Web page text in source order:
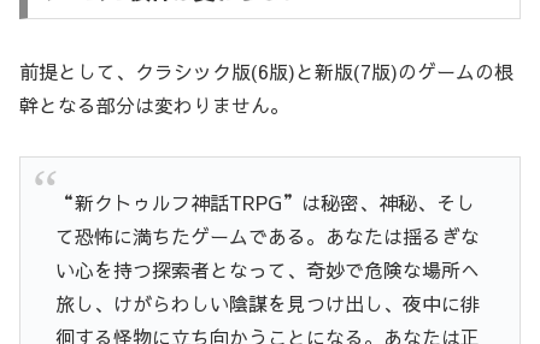
前提として、クラシック版(6版)と新版(7版)のゲームの根
幹となる部分は変わりません。
“新クトゥルフ神話TRPG”は秘密、神秘、そし
て恐怖に満ちたゲームである。あなたは揺るぎな
い心を持つ探索者となって、奇妙で危険な場所へ
旅し、けがらわしい陰謀を見つけ出し、夜中に徘
徊する怪物に立ち向かうことになる。あなたは正